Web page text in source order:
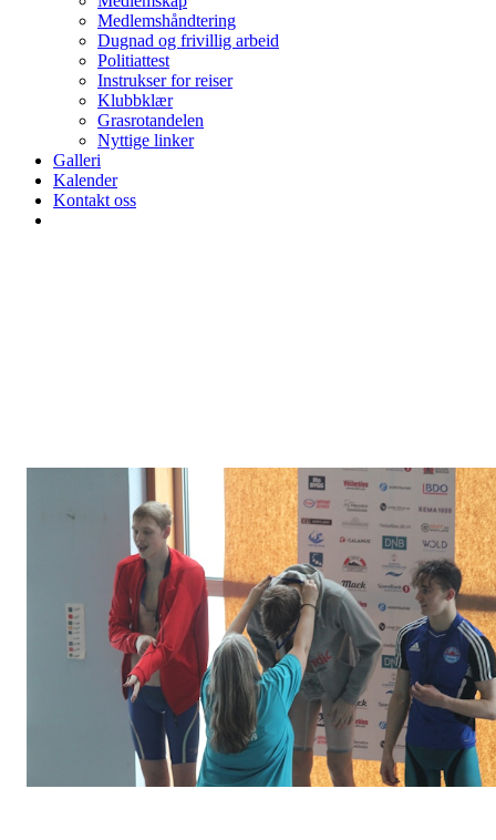
Medlemshåndtering
Dugnad og frivillig arbeid
Politiattest
Instrukser for reiser
Klubbklær
Grasrotandelen
Nyttige linker
Galleri
Kalender
Kontakt oss